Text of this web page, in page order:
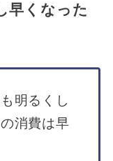
早くなった
明るくし
消費は早